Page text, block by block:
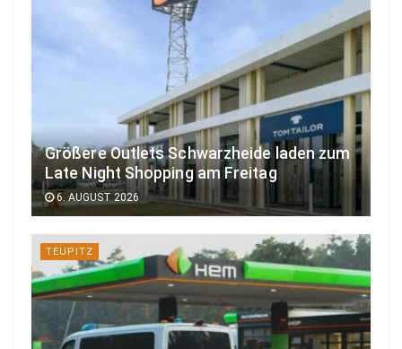
Größere Outlets Schwarzheide laden zum
Late Night Shopping am Freitag
6. AUGUST 2026
TEUPITZ